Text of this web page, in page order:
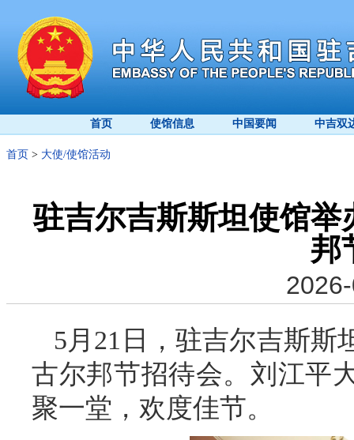
首页 使馆信息 中国要闻 中吉双
首页 > 大使/使馆活动
驻吉尔吉斯斯坦使馆
邦
5月21日，驻吉尔吉斯斯
古尔邦节招待会。刘江平
聚一堂，欢度佳节。